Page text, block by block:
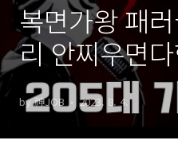
복면가왕 패
리 안찌우면
정체 복면가
김종서 205대
by 神JOB 2023. 8. 4.